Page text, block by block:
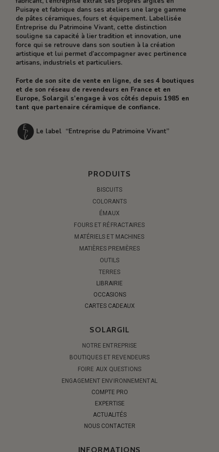
Puisaye et fabrique dans ses ateliers une large gamme
de pâtes céramiques, fours et équipement. Labellisée
Entreprise du Patrimoine Vivant, cette distinction
souligne sa capacité à lier tradition et innovation, une
force qui se retrouve dans son soutien à la création
artistique et lui permet d’accompagner avec pertinence
artisans, industriels et particuliers.
Forte de son site de vente en ligne, de ses 4 boutiques
et de son réseau de revendeurs en France et en
Europe, Solargil s’engage à vos côtés depuis 1985 en
tant que partenaire céramique de confiance.
Le label “Entreprise du Patrimoine Vivant”
PRODUITS
BISCUITS
COLORANTS
ÉMAUX
FOURS ET RÉFRACTAIRES
MATÉRIELS ET MACHINES
MATIÈRES PREMIÈRES
OUTILS
TERRES
LIBRAIRIE
OCCASIONS
CARTES CADEAUX
SOLARGIL
NOTRE ENTREPRISE
BOUTIQUES ET REVENDEURS
FOIRE AUX QUESTIONS
ENGAGEMENT ENVIRONNEMENTAL
COMPTE PRO
EXPERTISE
ACTUALITÉS
NOUS CONTACTER
INFORMATIONS